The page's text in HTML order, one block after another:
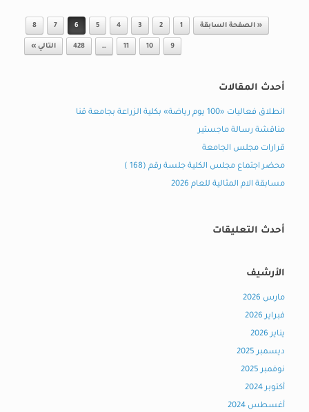
Post navigation
« الصفحة السابقة 1
2
3
4
5
6
7
8
9
10
11
…
428 التالي »
أحدث المقالات
انطلاق فعاليات «100 يوم رياضة» بكلية الزراعة بجامعة قنا
مناقشة رسالة ماجستير
قرارات مجلس الجامعة
محضر اجتماع مجلس الكلية جلسة رقم (168 )
مسابقة الام المثالية للعام 2026
أحدث التعليقات
الأرشيف
مارس 2026
فبراير 2026
يناير 2026
ديسمبر 2025
نوفمبر 2025
أكتوبر 2024
أغسطس 2024